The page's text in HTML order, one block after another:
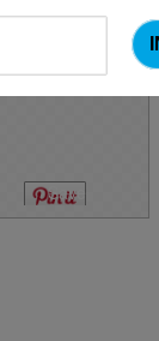
door een
en veiliger
spinazie
Save